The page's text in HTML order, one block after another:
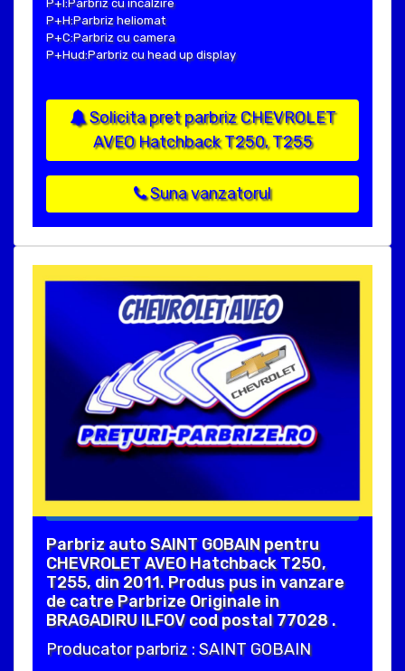
P+I:Parbriz cu incalzire
P+H:Parbriz heliomat
P+C:Parbriz cu camera
P+Hud:Parbriz cu head up display
Solicita pret parbriz CHEVROLET
AVEO Hatchback T250, T255
Suna vanzatorul
Parbriz auto SAINT GOBAIN pentru
CHEVROLET AVEO Hatchback T250,
T255, din 2011. Produs pus in vanzare
de catre Parbrize Originale in
BRAGADIRU ILFOV cod postal 77028 .
Producator parbriz : SAINT GOBAIN